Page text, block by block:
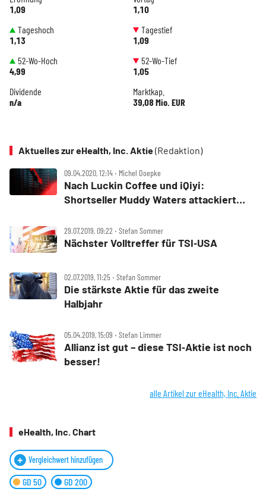
1,09
1,10
Tageshoch
1,13
Tagestief
1,09
52-Wo-Hoch
4,99
52-Wo-Tief
1,05
Dividende
n/a
Marktkap.
39,08 Mio. EUR
Aktuelles zur eHealth, Inc. Aktie(Redaktion)
09.04.2020, 12:14 ‧ Michel Doepke
Nach Luckin Coffee und iQiyi:
Shortseller Muddy Waters attackiert
29.07.2019, 09:22 ‧ Stefan Sommer
Nächster Volltreffer für TSI‑USA
02.07.2019, 11:25 ‧ Stefan Sommer
Die stärkste Aktie für das zweite
Halbjahr
05.04.2019, 15:09 ‧ Stefan Limmer
Allianz ist gut – diese TSI‑Aktie ist noch
besser!
alle Artikel zur eHealth, Inc. Aktie
eHealth, Inc. Chart
Vergleichwert hinzufügen
GD 50 GD 200